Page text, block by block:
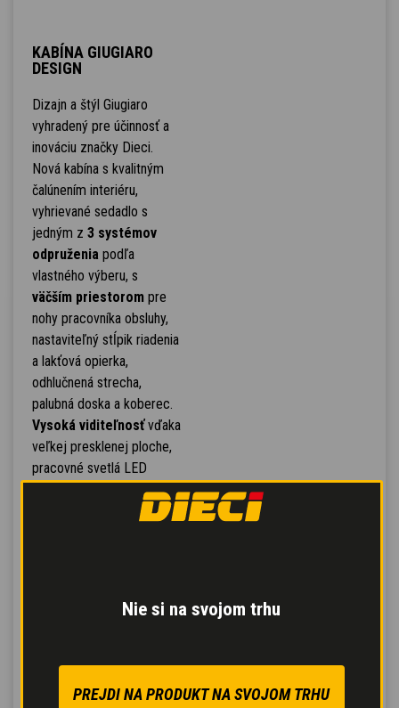
Nie si na svojom trhu
PREJDI NA PRODUKT NA SVOJOM TRHU
KABÍNA GIUGIARO
DESIGN
Dizajn a štýl Giugiaro
vyhradený pre účinnosť a
inováciu značky Dieci.
Nová kabína s kvalitným
čalúnením interiéru,
vyhrievané sedadlo s
jedným z 3 systémov
odpruženia podľa
vlastného výberu, s
väčším priestorompre
nohy pracovníka obsluhy,
nastaviteľný stĺpik riadenia
a lakťová opierka,
odhlučnená strecha,
palubná doska a koberec.
Vysoká viditeľnosťvďaka
veľkej presklenej ploche,
pracovné svetlá LED
kabíny, na obvode a na
ramene, nastaviteľné a
zaisťujú rýchle odrosenie